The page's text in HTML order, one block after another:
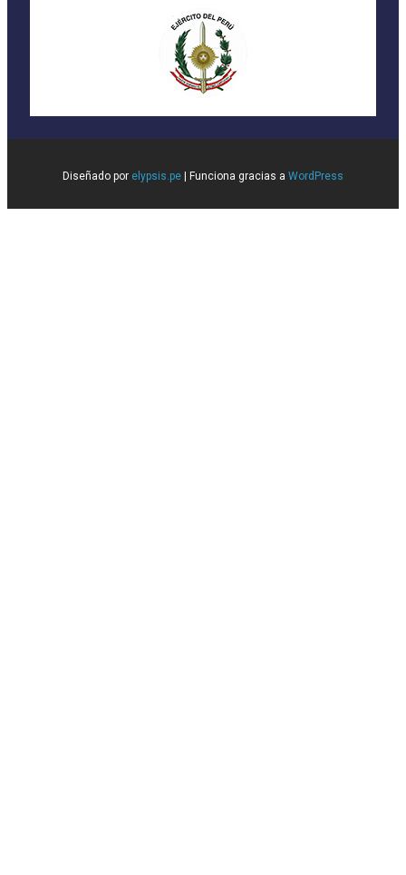
Diseñado por elypsis.pe | Funciona gracias a WordPress